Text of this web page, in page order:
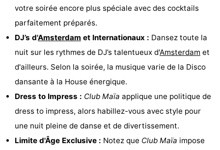
Monuments
Églises
Points
vue
Attractions
Croisières
-
Experiences
&
Visites
votre soirée encore plus spéciale avec des cocktails
parfaitement préparés.
DJ’s d'Amsterdam et Internationaux : Dansez toute la
nuit sur les rythmes de DJ’s talentueux d'Amsterdam et
d'ailleurs. Selon la soirée, la musique varie de la Disco
dansante à la House énergique.
Dress to Impress : Club Maïa applique une politique de
dress to impress, alors habillez-vous avec style pour
une nuit pleine de danse et de divertissement.
Limite d'Âge Exclusive : Notez que Club Maïa impose